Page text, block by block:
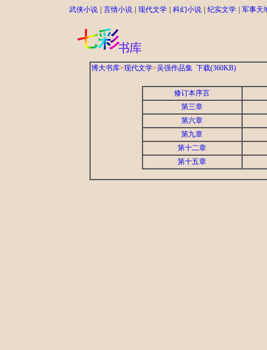
武侠小说 言情小说 现代文学 科幻小说 纪实文学 军事天
博大书库>现代文学>吴强作品集 下载(360KB)
修订本序言
第三章
第六章
第九章
第十二章
第十五章